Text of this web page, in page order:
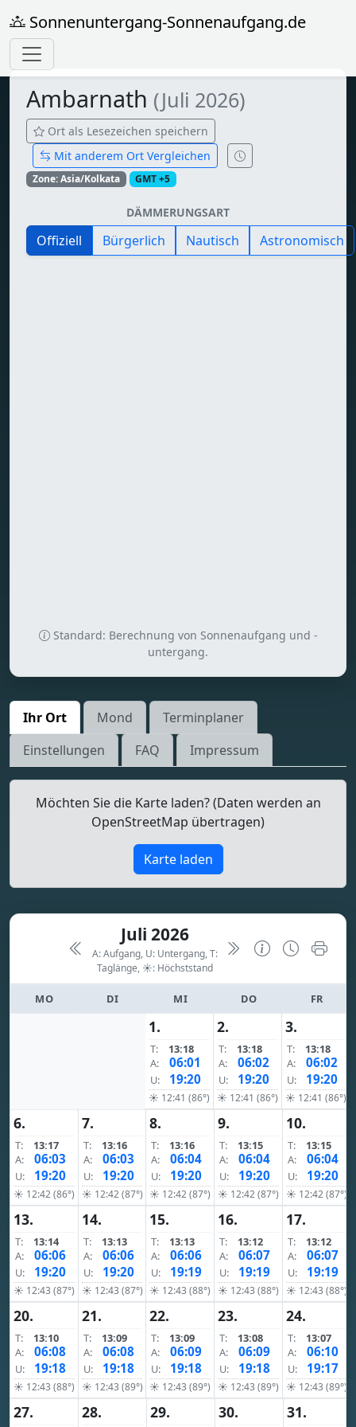
Sonnenuntergang-Sonnenaufgang.de
Ambarnath (Juli 2026)
Ort als Lesezeichen speichern
Mit anderem Ort Vergleichen
Zone: Asia/Kolkata GMT +5
DÄMMERUNGSART
Offiziell Bürgerlich Nautisch Astronomisch
Standard: Berechnung von Sonnenaufgang und -
untergang.
Ihr Ort Mond
Terminplaner
Einstellungen
FAQ Impressum
Möchten Sie die Karte laden? (Daten werden an
OpenStreetMap übertragen)
Karte laden
Juli 2026
A: Aufgang, U: Untergang, T:
Taglänge, ☀: Höchststand
MO DI MI DO FR
1.
T:
13:18
A:
06:01
U: 19:20
☀ 12:41 (86°)
2.
T:
13:18
A:
06:02
U: 19:20
☀ 12:41 (86°)
3.
T:
13:18
A:
06:02
U: 19:20
☀ 12:41 (86°)
6.
T:
13:17
A:
06:03
U: 19:20
☀ 12:42 (86°)
7.
T:
13:16
A:
06:03
U: 19:20
☀ 12:42 (87°)
8.
T:
13:16
A:
06:04
U: 19:20
☀ 12:42 (87°)
9.
T:
13:15
A:
06:04
U: 19:20
☀ 12:42 (87°)
10.
T:
13:15
A:
06:04
U: 19:20
☀ 12:42 (87°)
13.
T:
13:14
A:
06:06
U: 19:20
☀ 12:43 (87°)
14.
T:
13:13
A:
06:06
U: 19:20
☀ 12:43 (87°)
15.
T:
13:13
A:
06:06
U: 19:19
☀ 12:43 (88°)
16.
T:
13:12
A:
06:07
U: 19:19
☀ 12:43 (88°)
17.
T:
13:12
A:
06:07
U: 19:19
☀ 12:43 (88°)
20.
T:
13:10
A:
06:08
U: 19:18
☀ 12:43 (88°)
21.
T:
13:09
A:
06:08
U: 19:18
☀ 12:43 (89°)
22.
T:
13:09
A:
06:09
U: 19:18
☀ 12:43 (89°)
23.
T:
13:08
A:
06:09
U: 19:18
☀ 12:43 (89°)
24.
T:
13:07
A:
06:10
U: 19:17
☀ 12:43 (89°)
27. 28. 29. 30. 31.